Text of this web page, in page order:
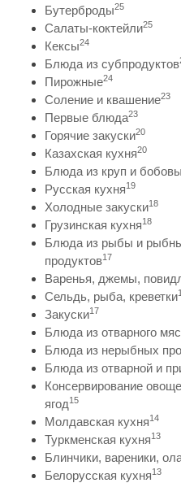
Бутерброды25
Салаты-коктейли25
Кексы24
Блюда из субпродуктов
Пирожные24
Соление и квашение23
Первые блюда23
Горячие закуски20
Казахская кухня20
Блюда из круп и
Русская кухня19
Холодные закуски18
Грузинская кухня18
Блюда из рыбы и
продуктов17
Варенья, джемы,
Сельдь, рыба, креветки
Закуски17
Блюда из отварного
Блюда из нерыбных
Блюда из отварной и
Консервирование
ягод15
Молдавская кухня14
Туркменская кухня13
Блинчики, вареники,
Белорусская кухня13